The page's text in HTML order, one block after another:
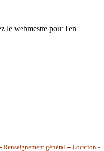
le webmestre pour l'en
Renseignement général -- Location -